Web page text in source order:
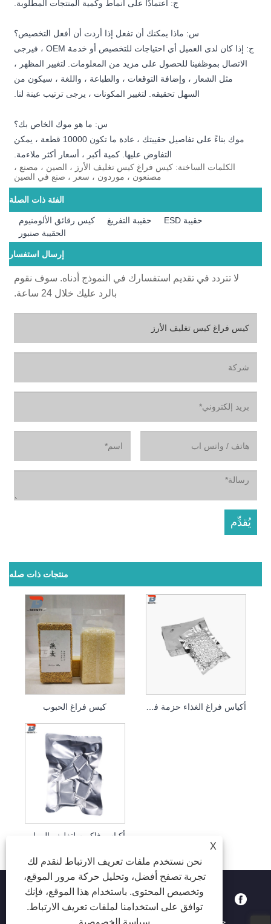
ج: اعتمادًا على أنماط وكمية المنتجات المطلوبة.
س: ماذا يمكنك أن تفعل إذا أردت أن أفعل التخصيص؟
ج: إذا كان لدى العميل أي احتياجات للتخصيص أو خدمة OEM ، فيرجى
الاتصال بموظفينا للحصول على مزيد من المعلومات. لتغيير المظهر ،
مثل الشعار ، وإضافة التوقعات ، والطباعة ، واللغة ، سيكون من
السهل تحقيقه. لتغيير المكونات ، يرجى ترتيب عينة لنا.
س: ما هو موك الخاص بك؟
موك بناءً على تفاصيل حقيبتك ، عادة ما تكون 10000 قطعة ، يمكن
التفاوض عليها. كمية أكبر ، أسعار أكثر ملاءمة.
الكلمات الساخنة: كيس فراغ كيس تغليف الأرز ، الصين ، مصنع ،
مصنعون ، موردون ، سعر ، صنع في الصين
الفئة ذات الصلة
كيس رقائق الألومنيوم حقيبة التفريغ
حقيبة ESD
الحقيبة صنبور
إرسال استفسار
لا تتردد في تقديم استفسارك في النموذج أدناه. سوف نقوم
بالرد عليك خلال 24 ساعة.
منتجات ذات صله
كيس فراغ الحبوب أكياس فراغ الغذاء حزمة فضية
X
نحن نستخدم ملفات تعريف الارتباط لنقدم لك
تجربة تصفح أفضل، وتحليل حركة مرور الموقع،
وتخصيص المحتوى. باستخدام هذا الموقع، فإنك
توافق على استخدامنا لملفات تعريف الارتباط.
سياسة الخصوصية
حقوق الطبع والنشر © 2023 Dongguan beiente Packaging